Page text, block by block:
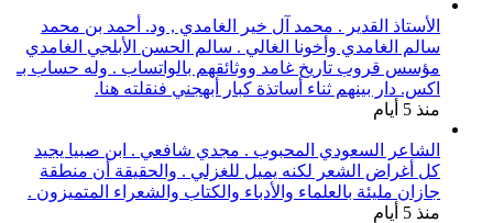
الأستاذ القدير . محمد آل خير الغامدي , ود. أحمد بن محمد
سالم الغامدي وأخونا الغالي . سالم الحسن الأبلجي الغامدي
مؤسس قروب تاريخ غامد ووثائقهم بالواتساب . وله حساب بـ
اكس. دار بينهم ثناء أساتذة كبار أبهجني فنقلته هنا.
منذ 5 أيام
الشاعر السعودي المحبوب . مجدي شافعي . ابن صبيا يجيد
كل أغراض الشعر لكنه يميل للغزلي . والحقيقة أن منطقة
جازان مليئة بالعلماء والأدباء والكتاب والشعراء المتميزون .
منذ 5 أيام